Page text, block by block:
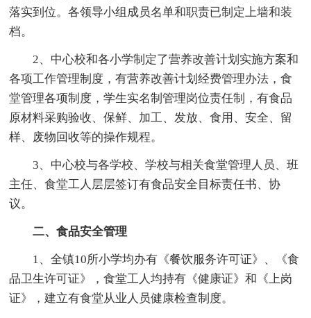
落实到位。各领导小组成员名单和职责已制定上墙和装
档。
2、中心校和各小学制定了营养改善计划实施方案和
各项工作管理制度，有营养改善计划经费管理办法，食
堂管理各项制度，学生实名制管理岗位责任制，有食品
原材料采购验收、保鲜、加工、发放、食用、安全、留
样、废物回收等的操作规程。
3、中心校与各学校、学校与相关食堂管理人员、班
主任、食堂工人层层签订有食品安全目标责任书、协
议。
二、食品安全管理
1、全镇10所小学均办有《餐饮服务许可证》、《食
品卫生许可证》，食堂工人均持有《健康证》和《上岗
证》，建立有食堂从业人员健康检查制度。